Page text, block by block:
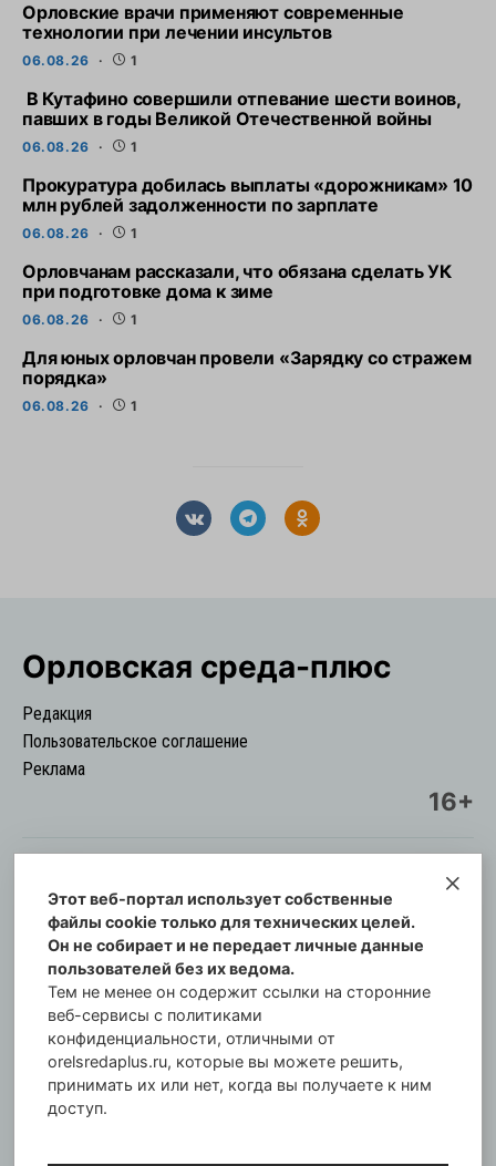
Орловские врачи применяют современные
технологии при лечении инсультов
06.08.26 1
В Кутафино совершили отпевание шести воинов,
павших в годы Великой Отечественной войны
06.08.26 1
Прокуратура добилась выплаты «дорожникам» 10
млн рублей задолженности по зарплате
06.08.26 1
Орловчанам рассказали, что обязана сделать УК
при подготовке дома к зиме
06.08.26 1
Для юных орловчан провели «Зарядку со стражем
порядка»
06.08.26 1
Орловская cреда-плюс
Редакция
Пользовательское соглашение
Реклама
16+
© Информационный городской портал
Орловская cреда-плюс, 2021-2026
Свидетельство о регистрации СМИ: ПИ №57-
00254 от 29 октября 2013 г.
Газета зарегистрирована Управлением
Федеральной службы по надзору в сфере связи,
информационных технологий и массовых
коммуникаций по Орловской области.
Главный редактор: Татьяна Филёва
Этот веб-портал использует собственные
файлы cookie только для технических целей.
Он не собирает и не передает личные данные
пользователей без их ведома.
Тем не менее он содержит ссылки на сторонние
веб-сервисы с политиками
конфиденциальности, отличными от
orelsredaplus.ru, которые вы можете решить,
принимать их или нет, когда вы получаете к ним
доступ.